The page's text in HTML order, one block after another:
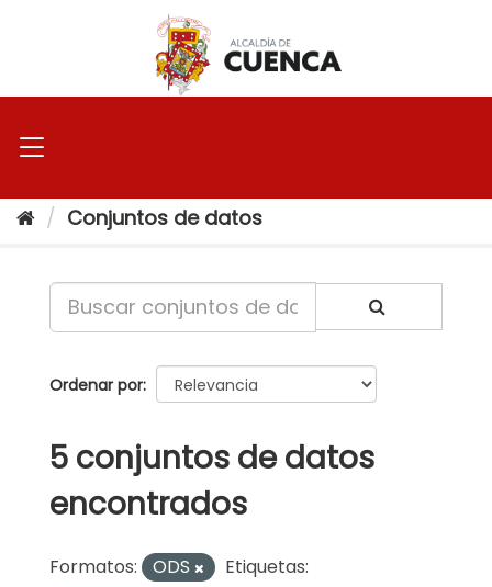
Conjuntos de datos
Ordenar por
5 conjuntos de datos
encontrados
Formatos: ODS
Etiquetas: